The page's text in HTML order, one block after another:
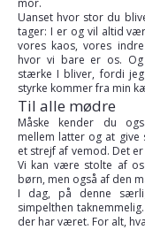
mor.
Uanset hvor stor du
tager: I er og vil altid
vores kaos, vores
hvor vi bare er os.
stærke I bliver, fordi
styrke kommer fra min
Til alle mødre
Måske kender du
mellem latter og at give
et strejf af vemod. Det
Vi kan være stolte af
børn, men også af den
I dag, på denne
simpelthen
der har været. For alt,